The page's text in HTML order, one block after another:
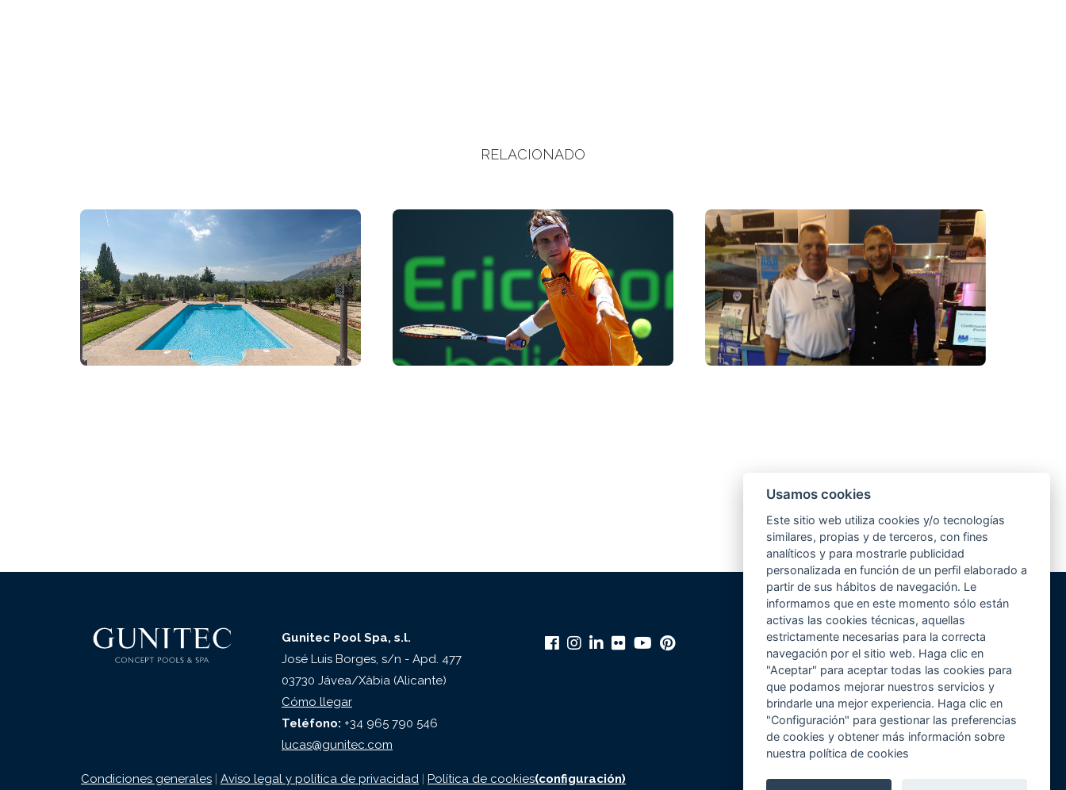
RELACIONADO
Gunitec Pool Spa, s.l.
José Luis Borges, s/n - Apd. 477
03730 Jávea/Xàbia (Alicante)
Cómo llegar
Teléfono: +34 965 790 546
lucas@gunitec.com
Volver al inicio
Condiciones generales | Aviso legal y política de privacidad | Política de cookies(configuración)
Usamos cookies
Este sitio web utiliza cookies y/o tecnologías
similares, propias y de terceros, con fines
analíticos y para mostrarle publicidad
personalizada en función de un perfil elaborado a
partir de sus hábitos de navegación. Le
informamos que en este momento sólo están
activas las cookies técnicas, aquellas
estrictamente necesarias para la correcta
navegación por el sitio web. Haga clic en
"Aceptar" para aceptar todas las cookies para
que podamos mejorar nuestros servicios y
brindarle una mejor experiencia. Haga clic en
"Configuración" para gestionar las preferencias
de cookies y obtener más información sobre
nuestra política de cookies